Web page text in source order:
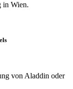
in Wien.
von Aladdin oder